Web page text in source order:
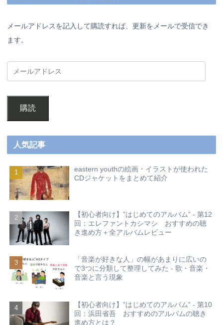
メールアドレスを記入して購読すれば、更新をメールで受信でき
ます。
購読
人気記事
eastern youthの絵画・イラストが使われた
CDジャケットをまとめて紹介
【初心者向け】”はじめてのアルバム” - 第12
回：エレファントカシマシ おすすめの聴
き進め方＋全アルバムレビュー
「音楽が好きな人」の幅があまりに広いの
で3つに分類して整理してみた - 歌・音楽・
音楽と言う現象
【初心者向け】”はじめてのアルバム” - 第10
回：浜田省吾 おすすめのアルバムの聴き
進め方とは？